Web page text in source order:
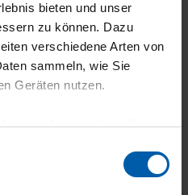
bieten und unser
zu können. Dazu
verschiedene Arten von
sammeln, wie Sie
Geräten nutzen.
sind eine notwendige
etwa zur Auswahl und
Family business